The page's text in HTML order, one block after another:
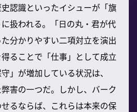
認識といったイシューが「旗
扱われる。「日の丸・君が代
分かりやすい二項対立を演出
ることで「仕事」として成立
」が増加している状況は、
害の一つだ。しかし、バーク
るならば、これらは本来の保